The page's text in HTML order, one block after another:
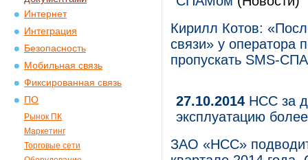
Интернет
Интеграция
Безопасность
Мобильная связь
Фиксированная связь
ПО
Рынок ПК
Маркетинг
Торговые сети
Кирилл Котов:
связи» у оператора
пропускать SMS-
27.10.2014 НСС за
эксплуатацию
ЗАО «НСС» подводит